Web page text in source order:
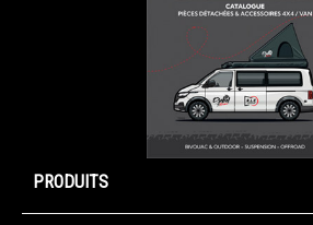
PRODUITS